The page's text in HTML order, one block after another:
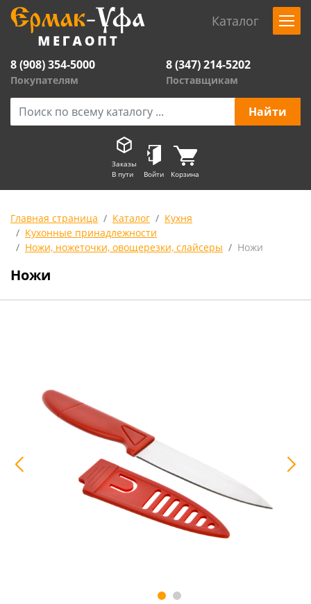
Каталог
8 (908) 354-5000
Покупателям
8 (347) 214-5202
Поставщикам
Заказы
В пути
Войти Корзина
Главная страница Каталог
Кухня
Кухонные принадлежности
Ножи, ножеточки, овощерезки, слайсеры
Ножи
Ножи